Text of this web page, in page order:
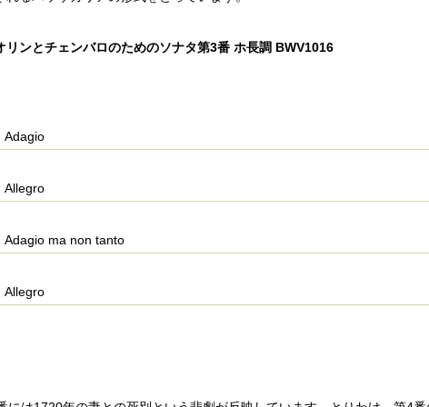
リンとチェンバロのためのソナタ第3番 ホ長調 BWV1016
Adagio
Allegro
Adagio ma non tanto
Allegro